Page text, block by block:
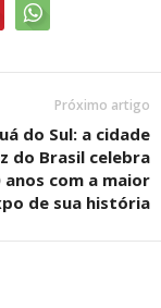
Próximo artigo
do Sul: a cidade
do Brasil celebra
anos com a maior
de sua história